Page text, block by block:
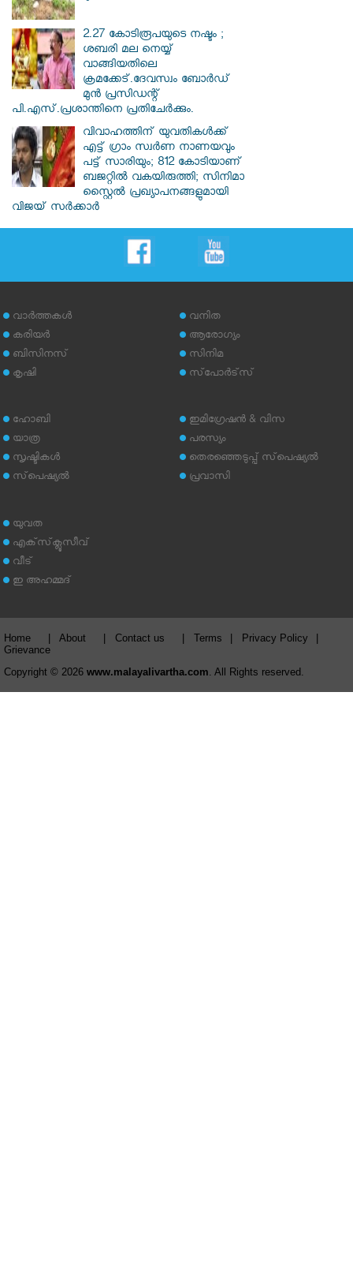
2.27 കോടിരൂപയുടെ നഷ്ടം ;
ശബരി മല നെയ്യ്
വാങ്ങിയതിലെ
ക്രമക്കേട്.ദേവസ്വം ബോർഡ്
മുൻ പ്രസിഡന്റ്
പി.എസ്.പ്രശാന്തിനെ പ്രതിചേർക്കും.
വിവാഹത്തിന് യുവതികള്‍ക്ക്
എട്ട് ഗ്രാം സ്വർണ നാണയവും
പട്ട് സാരിയും; 812 കോടിയാണ്
ബജറ്റില്‍ വകയിരുത്തി; സിനിമാ
സ്റ്റൈൽ പ്രഖ്യാപനങ്ങളുമായി
വിജയ് സർക്കാർ
വാര്‍ത്തകള്‍
കരിയര്‍
ബിസിനസ്
കൃഷി
വനിത
ആരോഗ്യം
സിനിമ
സ്‌പോര്‍ട്‌സ്
ഹോബി
യാത്ര
സൃഷ്ടികള്‍
സ്‌പെഷ്യല്‍
ഇമിഗ്രേഷന്‍ & വിസ
പരസ്യം
തെരഞ്ഞെടുപ്പ് സ്‌പെഷ്യല്‍
പ്രവാസി
യുവത
എക്‌സ്‌ക്ലൂസീവ്
വീട്
ഇ അഹമ്മദ്‌
Home About Contact us Terms Privacy Policy
Grievance
Copyright © 2026 www.malayalivartha.com . All Rights reserved.